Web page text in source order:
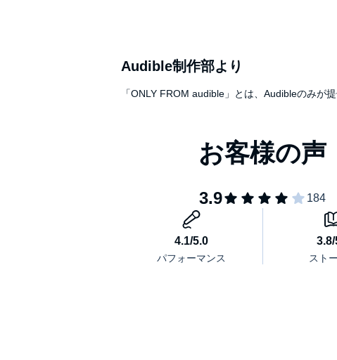
Audible制作部より
「ONLY FROM audible」とは、Audibleのみが